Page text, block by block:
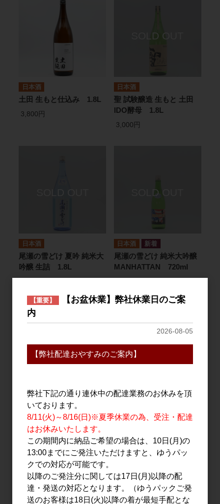
日本酒
土田 生もと仕込み 1.8L
3,800円
日本酒
聖 試験醸造 生もと 土田
IDO酵母 1.8L
3,000円
日本酒
尾瀬の雪どけ 夏吟 純米大
吟醸 生詰 1.8L
日本酒
尾瀬の雪どけ 純米大吟醸
MANHATTAN 720ml
日本酒
聖 山田錦 純米吟醸
EVOKE 生酒 1.8L
3,500円
聖 INDIGO 青 純米吟醸 夏
のひじり 720ml
1,650円
【重要】
【お盆休業】弊社休業日のご案
内
2026-08-05
【弊社配達おやすみのご案内】
弊社下記の通り連休中の配達業務のお休みを頂
いております。
8/11(火)～8/16(日)※夏季休業の為、受注・配達
はお休みいたします。
この期間内に納品ご希望の場合は、10日(月)の
13:00までにご発注いただけますと、ゆうパッ
クでの対応が可能です。
以降のご発注分に関しては17日(月)以降の配
達・発送の対応となります。（ゆうパックご発
送のお客様は18日(火)以降の着が最短手配とな